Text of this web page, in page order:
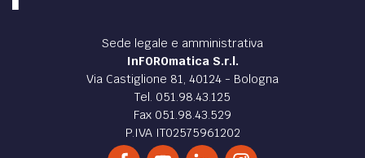
Sede legale e amministrativa
InFOROmatica S.r.l.
Via Castiglione 81, 40124 - Bologna
Tel. 051.98.43.125
Fax 051.98.43.529
P.IVA IT02575961202